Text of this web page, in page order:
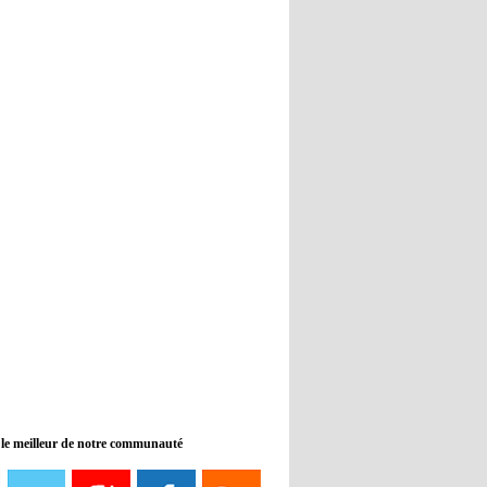
08:21 - 2022/11/08
Liverpool mis en vente par son
propriétaire
meilleur de notre communauté